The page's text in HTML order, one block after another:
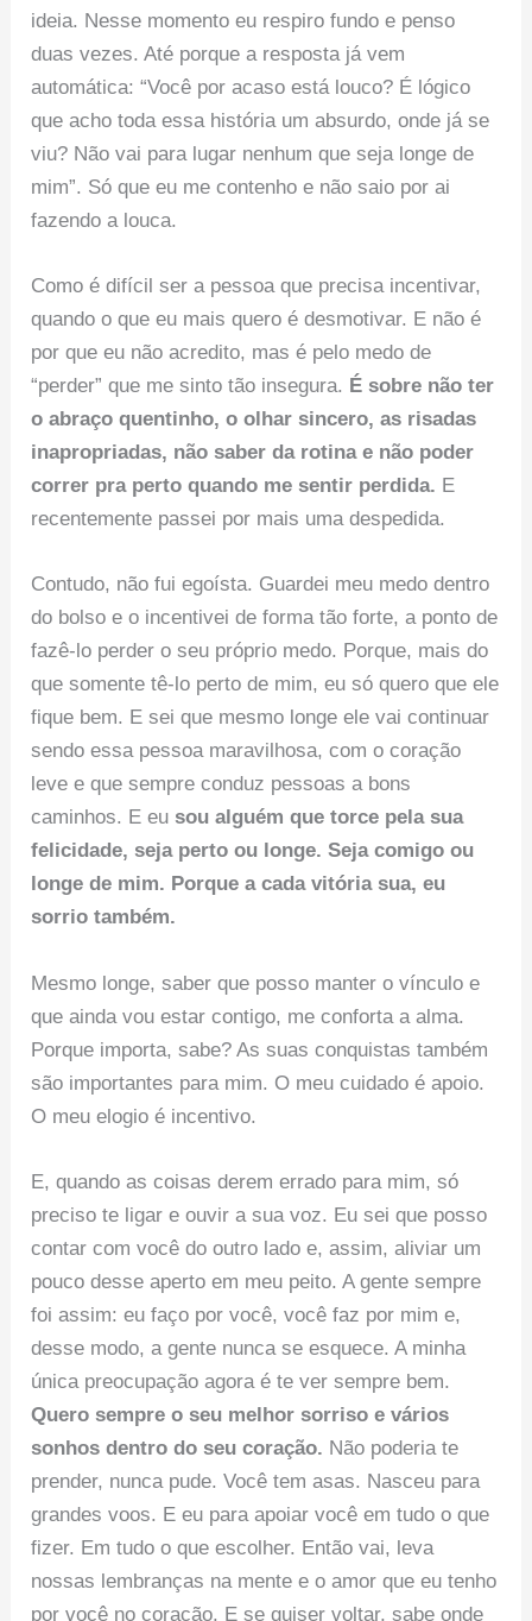
ideia. Nesse momento eu respiro fundo e penso
duas vezes. Até porque a resposta já vem
automática: “Você por acaso está louco? É lógico
que acho toda essa história um absurdo, onde já se
viu? Não vai para lugar nenhum que seja longe de
mim”. Só que eu me contenho e não saio por ai
fazendo a louca.
Como é difícil ser a pessoa que precisa incentivar,
quando o que eu mais quero é desmotivar. E não é
por que eu não acredito, mas é pelo medo de
“perder” que me sinto tão insegura. É sobre não ter
o abraço quentinho, o olhar sincero, as risadas
inapropriadas, não saber da rotina e não poder
correr pra perto quando me sentir perdida. E
recentemente passei por mais uma despedida.
Contudo, não fui egoísta. Guardei meu medo dentro
do bolso e o incentivei de forma tão forte, a ponto de
fazê-lo perder o seu próprio medo. Porque, mais do
que somente tê-lo perto de mim, eu só quero que ele
fique bem. E sei que mesmo longe ele vai continuar
sendo essa pessoa maravilhosa, com o coração
leve e que sempre conduz pessoas a bons
caminhos. E eusou alguém que torce pela sua
felicidade, seja perto ou longe. Seja comigo ou
longe de mim. Porque a cada vitória sua, eu
sorrio também.
Mesmo longe, saber que posso manter o vínculo e
que ainda vou estar contigo, me conforta a alma.
Porque importa, sabe? As suas conquistas também
são importantes para mim. O meu cuidado é apoio.
O meu elogio é incentivo.
E, quando as coisas derem errado para mim, só
preciso te ligar e ouvir a sua voz. Eu sei que posso
contar com você do outro lado e, assim, aliviar um
pouco desse aperto em meu peito. A gente sempre
foi assim: eu faço por você, você faz por mim e,
desse modo, a gente nunca se esquece. A minha
única preocupação agora é te ver sempre bem.
Quero sempre o seu melhor sorriso e vários
sonhos dentro do seu coração. Não poderia te
prender, nunca pude. Você tem asas. Nasceu para
grandes voos. E eu para apoiar você em tudo o que
fizer. Em tudo o que escolher. Então vai, leva
nossas lembranças na mente e o amor que eu tenho
por você no coração. E se quiser voltar, sabe onde